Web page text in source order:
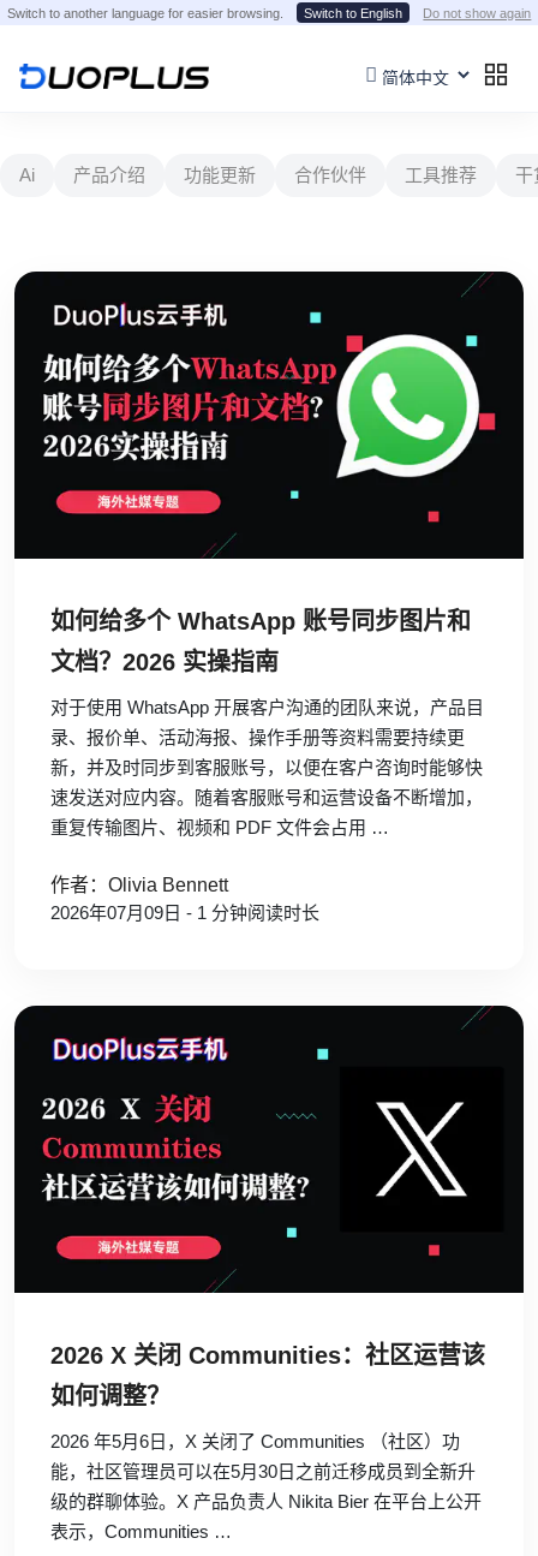
Switch to another language for easier browsing. Switch to English Do not show again
Ai 产品介绍 功能更新 合作伙伴 工具推荐 干
如何给多个 WhatsApp 账号同步图片和
文档？2026 实操指南
对于使用 WhatsApp 开展客户沟通的团队来说，产品目
录、报价单、活动海报、操作手册等资料需要持续更
新，并及时同步到客服账号，以便在客户咨询时能够快
速发送对应内容。随着客服账号和运营设备不断增加，
重复传输图片、视频和 PDF 文件会占用 …
作者：Olivia Bennett
2026年07月09日 - 1 分钟阅读时长
2026 X 关闭 Communities：社区运营该
如何调整？
2026 年5月6日，X 关闭了 Communities （社区）功
能，社区管理员可以在5月30日之前迁移成员到全新升
级的群聊体验。X 产品负责人 Nikita Bier 在平台上公开
表示，Communities …